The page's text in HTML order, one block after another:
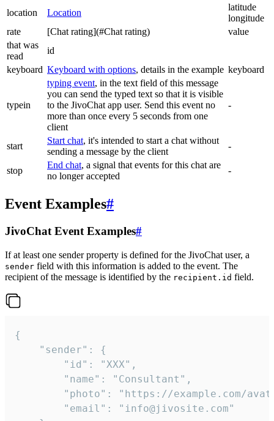
location Location
latitude
longitude
rate
[Chat rating](#Chat rating)
value
that was
read
id
keyboard Keyboard with options, details in the example keyboard
typein
typing event, in the text field of this message
you can send the typed text so that it is visible
to the JivoChat app user. Send this event no
more than once every 5 seconds from one
client
-
start
Start chat, it's intended to start a chat without
sending a message by the client
-
stop
End chat, a signal that events for this chat are
no longer accepted
-
Event Examples#
JivoChat Event Examples#
If at least one sender property is defined for the JivoChat user, a
sender field with this information is added to the event. The
recipient of the message is identified by the recipient.id field.
{